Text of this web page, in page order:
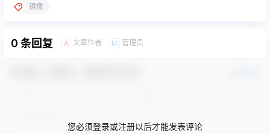
镜像
0 条回复 A 文章作者 M 管理员
您必须登录或注册以后才能发表评论